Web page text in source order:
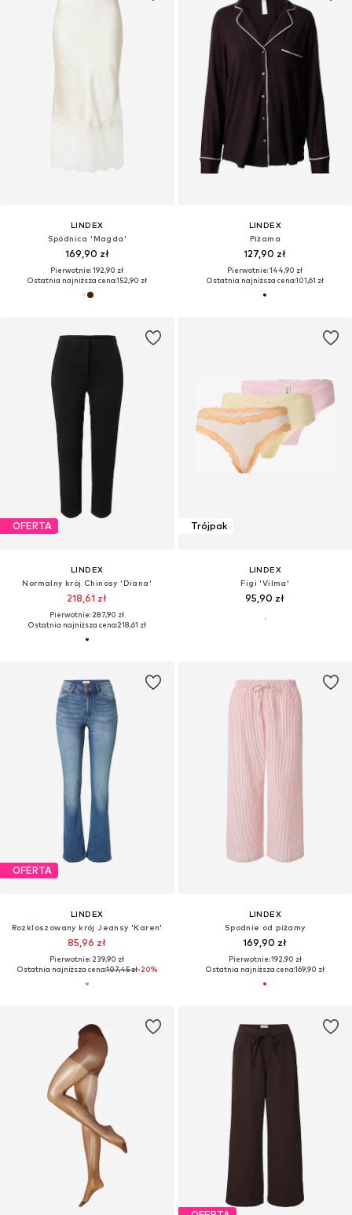
LINDEX
Spódnica 'Magda'
169,90 zł
Pierwotnie: 192,90 zł
Ostatnia najniższa cena:152,90 zł
LINDEX
Piżama
127,90 zł
Pierwotnie: 144,90 zł
Ostatnia najniższa cena:101,61 zł
OFERTA
LINDEX
Normalny krój Chinosy 'Diana'
218,61 zł
Pierwotnie: 287,90 zł
Ostatnia najniższa cena:218,61 zł
Trójpak
LINDEX
Figi 'Vilma'
95,90 zł
OFERTA
LINDEX
Rozkloszowany krój Jeansy 'Karen'
85,96 zł
Pierwotnie: 239,90 zł
Ostatnia najniższa cena:107,45 zł-20%
LINDEX
Spodnie od piżamy
169,90 zł
Pierwotnie: 192,90 zł
Ostatnia najniższa cena:169,90 zł